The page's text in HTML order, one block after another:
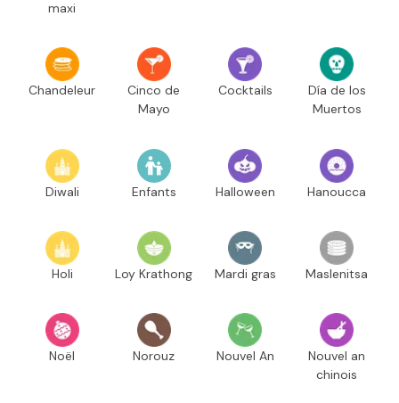
maxi
Chandeleur
Cinco de
Mayo
Cocktails
Día de los
Muertos
Diwali Enfants Halloween Hanoucca
Holi Loy Krathong Mardi gras Maslenitsa
Noël Norouz Nouvel An
Nouvel an
chinois